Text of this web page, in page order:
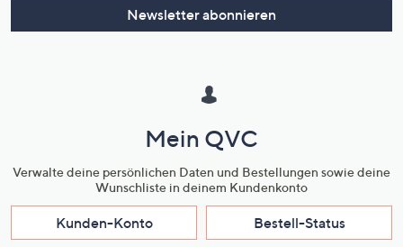
Newsletter abonnieren
Mein QVC
Verwalte deine persönlichen Daten und Bestellungen sowie deine
Wunschliste in deinem Kundenkonto
Kunden-Konto Bestell-Status